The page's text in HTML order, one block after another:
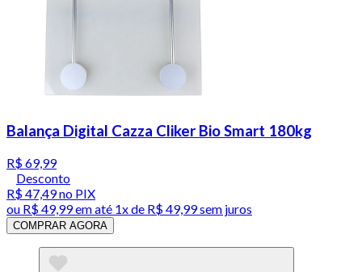
Balança Digital Cazza Cliker Bio Smart 180kg
R$ 69,99
Desconto
R$ 47,49no PIX
ou R$ 49,99em até 1x de R$ 49,99sem juros
COMPRAR AGORA